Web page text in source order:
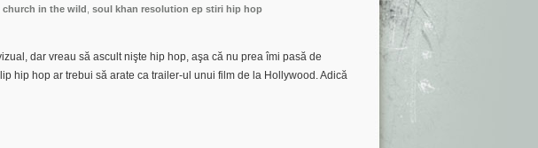
church in the wild soul khan resolution ep stiri hip hop
dar vreau să ascult nişte hip hop, aşa că nu prea îmi pasă de
hip hop ar trebui să arate ca trailer-ul unui film de la Hollywood. Adică